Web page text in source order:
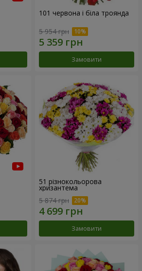
101 червона і біла троянда
5 954 грн
Замовити
51 різнокольорова
хризантема
5 874 грн
Замовити